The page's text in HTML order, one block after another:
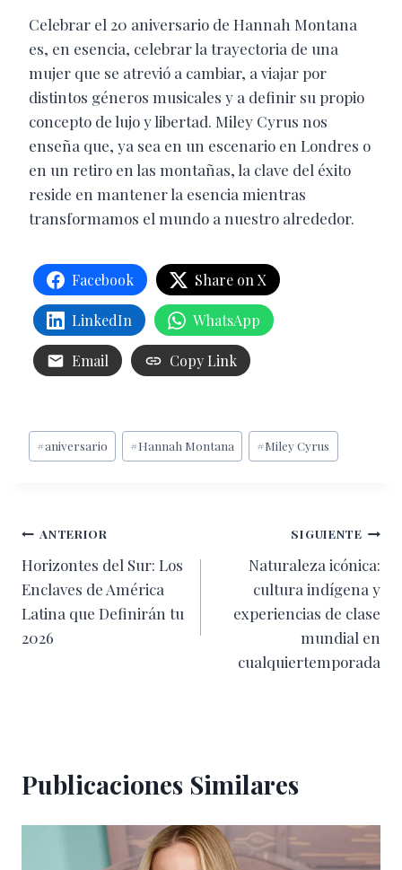
Celebrar el 20 aniversario de Hannah Montana
es, en esencia, celebrar la trayectoria de una
mujer que se atrevió a cambiar, a viajar por
distintos géneros musicales y a definir su propio
concepto de lujo y libertad. Miley Cyrus nos
enseña que, ya sea en un escenario en Londres o
en un retiro en las montañas, la clave del éxito
reside en mantener la esencia mientras
transformamos el mundo a nuestro alrededor.
Facebook Share on X
LinkedIn WhatsApp
Email Copy Link
Etiquetas
de
#aniversario #Hannah Montana #Miley Cyrus
Navegación
de
entradas
ANTERIOR
Horizontes del Sur: Los
Enclaves de América
Latina que Definirán tu
2026
SIGUIENTE
Naturaleza icónica:
cultura indígena y
experiencias de clase
mundial en
cualquiertemporada
Publicaciones Similares